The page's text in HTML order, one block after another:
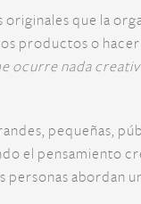
que la
productos o
ocurre nada
pequeñas,
el pensamiento
abordan